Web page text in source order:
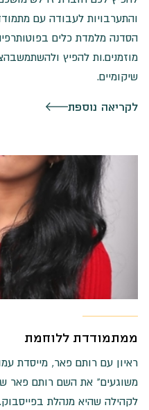
והתערבויות לעבודה עם
הסדנה מלמדת כלים
מוזמנים.ות להפיץ
שיקומיים.
לקריאה נוספת
ממתמודדת ללוחמת
ראיון עם רותם פאר, מייסדת
משוגעים" את השם רותם פאר
לקהילה שהיא מנהלת